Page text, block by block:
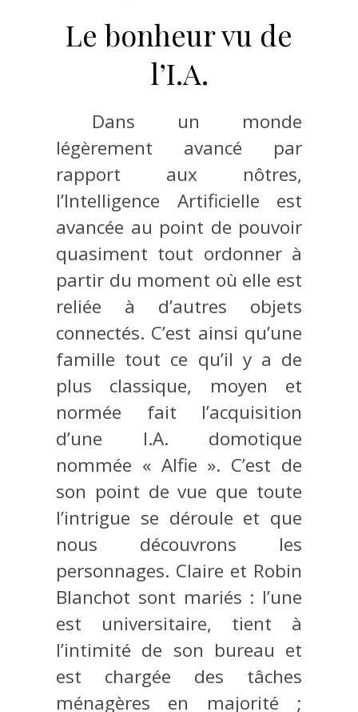
Le bonheur vu de
l’I.A.
Dans un monde
légèrement avancé par
rapport aux nôtres,
l’Intelligence Artificielle est
avancée au point de pouvoir
quasiment tout ordonner à
partir du moment où elle est
reliée à d’autres objets
connectés. C’est ainsi qu’une
famille tout ce qu’il y a de
plus classique, moyen et
normée fait l’acquisition
d’une I.A. domotique
nommée « Alfie ». C’est de
son point de vue que toute
l’intrigue se déroule et que
nous découvrons les
personnages. Claire et Robin
Blanchot sont mariés : l’une
est universitaire, tient à
l’intimité de son bureau et
est chargée des tâches
ménagères en majorité ;